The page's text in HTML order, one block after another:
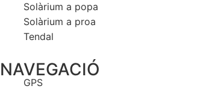
Solàrium a popa
Solàrium a proa
Tendal
NAVEGACIÓ
GPS